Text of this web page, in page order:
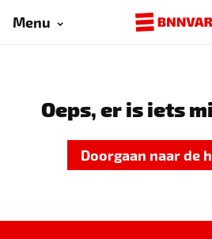
Menu
Oeps, er is iets
Doorgaan naar de